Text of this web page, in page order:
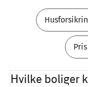
Hvilke boliger